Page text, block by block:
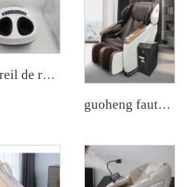
Appareil de réflexologie vibrant GH-A avec chauffage au shiatsu pour masser les pieds
guoheng fauteuil de massage public à carte bancaire machine à massage à pièces de monnaie commerciale pour le corps